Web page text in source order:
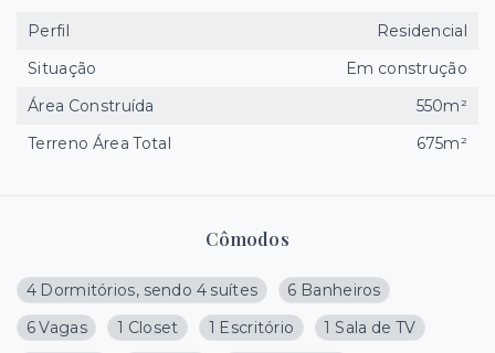
Cômodos
4 Dormitórios, sendo 4 suítes
6 Banheiros
6 Vagas
1 Closet 1 Escritório
1 Sala de TV
Perfil
Residencial
Situação
Em construção
Área Construída
550m²
Terreno Área Total
675m²